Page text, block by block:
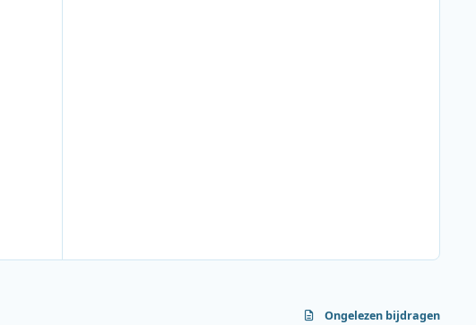
Ongelezen bijdragen